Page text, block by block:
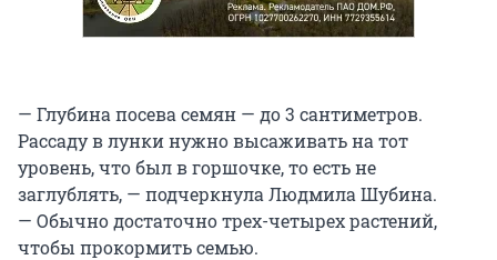
— Глубина посева семян — до 3 сантиметров.
Рассаду в лунки нужно высаживать на тот
уровень, что был в горшочке, то есть не
заглублять, — подчеркнула Людмила Шубина.
— Обычно достаточно трех-четырех растений,
чтобы прокормить семью.